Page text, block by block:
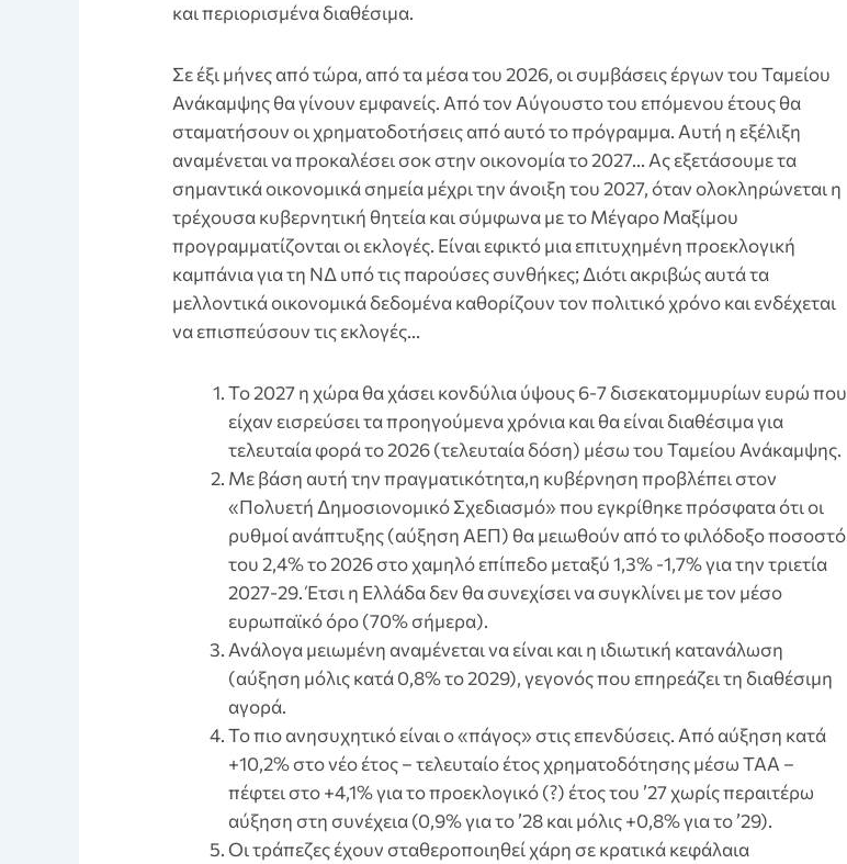
και περιορισμένα διαθέσιμα.
Σε έξι μήνες από τώρα, από τα μέσα του 2026, οι συμβάσεις έργων του Ταμείου
Ανάκαμψης θα γίνουν εμφανείς. Από τον Αύγουστο του επόμενου έτους θα
σταματήσουν οι χρηματοδοτήσεις από αυτό το πρόγραμμα. Αυτή η εξέλιξη
αναμένεται να προκαλέσει σοκ στην οικονομία το 2027… Ας εξετάσουμε τα
σημαντικά οικονομικά σημεία μέχρι την άνοιξη του 2027, όταν ολοκληρώνεται η
τρέχουσα κυβερνητική θητεία και σύμφωνα με το Μέγαρο Μαξίμου
προγραμματίζονται οι εκλογές. Είναι εφικτό μια επιτυχημένη προεκλογική
καμπάνια για τη ΝΔ υπό τις παρούσες συνθήκες; Διότι ακριβώς αυτά τα
μελλοντικά οικονομικά δεδομένα καθορίζουν τον πολιτικό χρόνο και ενδέχεται
να επισπεύσουν τις εκλογές…
Το 2027 η χώρα θα χάσει κονδύλια ύψους 6-7 δισεκατομμυρίων ευρώ που
είχαν εισρεύσει τα προηγούμενα χρόνια και θα είναι διαθέσιμα για
τελευταία φορά το 2026 (τελευταία δόση) μέσω του Ταμείου Ανάκαμψης.
Με βάση αυτή την πραγματικότητα,η κυβέρνηση προβλέπει στον
«Πολυετή Δημοσιονομικό Σχεδιασμό» που εγκρίθηκε πρόσφατα ότι οι
ρυθμοί ανάπτυξης (αύξηση ΑΕΠ) θα μειωθούν από το φιλόδοξο ποσοστό
του 2,4% το 2026 στο χαμηλό επίπεδο μεταξύ 1,3% -1,7% για την τριετία
2027-29. Έτσι η Ελλάδα δεν θα συνεχίσει να συγκλίνει με τον μέσο
ευρωπαϊκό όρο (70% σήμερα).
Ανάλογα μειωμένη αναμένεται να είναι και η ιδιωτική κατανάλωση
(αύξηση μόλις κατά 0,8% το 2029), γεγονός που επηρεάζει τη διαθέσιμη
αγορά.
Το πιο ανησυχητικό είναι ο «πάγος» στις επενδύσεις. Από αύξηση κατά
+10,2% στο νέο έτος – τελευταίο έτος χρηματοδότησης μέσω ΤΑΑ –
πέφτει στο +4,1% για το προεκλογικό (?) έτος του ’27 χωρίς περαιτέρω
αύξηση στη συνέχεια (0,9% για το ’28 και μόλις +0,8% για το ’29).
Οι τράπεζες έχουν σταθεροποιηθεί χάρη σε κρατικά κεφάλαια